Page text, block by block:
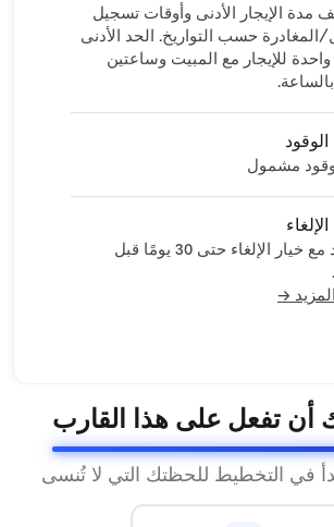
مدة الإيجار الأدنى وأوقات تسجيل
المغادرة حسب التواريخ. الحد الأدنى
واحدة للإيجار مع المبيت وساعتين
بالساعة.
مشمول
استرداد مع خيار الإلغاء حتى 30 يومًا قبل
→
أن تفعل على هذا القارب
في التخطيط للحظتك التي لا تُنسى